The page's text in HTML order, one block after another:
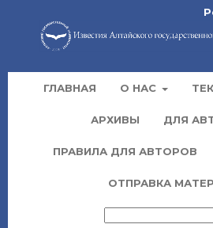
ГЛАВНАЯ О НАС
АРХИВЫ ДЛЯ
ПРАВИЛА ДЛЯ АВТОРОВ
ОТПРАВКА